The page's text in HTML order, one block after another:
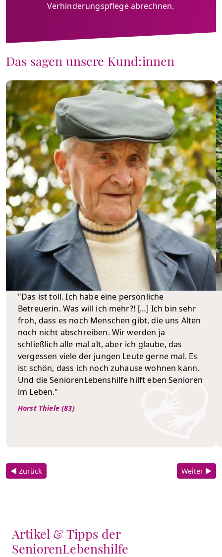
Verhinderungspflege abrechnen.
Das sagen unsere Kund:innen
"Das ist toll. Ich habe eine persönliche
Betreuerin. Was will ich mehr?! […] Ich bin sehr
froh, dass es noch Menschen gibt, die uns Alten
noch nicht abschreiben. Wir werden ja
schließlich alle mal alt, aber ich glaube, das
vergessen viele der jungen Leute gerne mal. Es
ist schön, dass ich noch zuhause wohnen kann.
Und die SeniorenLebenshilfe hilft eben Senioren
im Leben."
Horst Thiele (83)
◀ Zurück Weiter ▶
Artikel & Tipps der
SeniorenLebenshilfe